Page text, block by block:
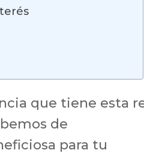
que tiene esta
de
para tu